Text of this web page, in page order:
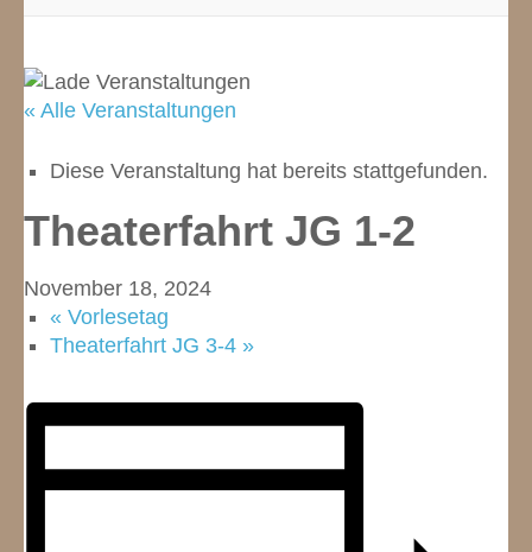
« Alle Veranstaltungen
Diese Veranstaltung hat bereits stattgefunden.
Theaterfahrt JG 1-2
November 18, 2024
« Vorlesetag
Theaterfahrt JG 3-4 »